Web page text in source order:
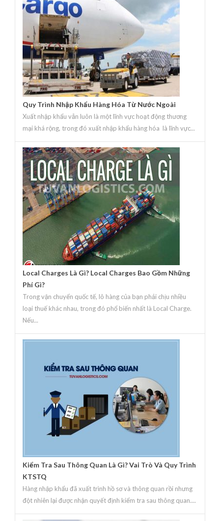
Quy Trình Nhập Khẩu Hàng Hóa Từ Nước Ngoài
Xuất nhập khẩu vẫn luôn là một lĩnh vực hoạt động thương
mại khá rộng, trong đó xuất nhập khẩu hàng hóa là lĩnh vực...
Local Charges Là Gì? Local Charges Bao Gồm Những
Phí Gì?
Trong vận chuyển quốc tế, lô hàng của bạn phải chịu nhiều
loại thuế khác nhau, trong đó phổ biến nhất là Local Charge.
Nếu...
Kiểm Tra Sau Thông Quan Là Gì? Vai Trò Và Quy Trình
KTSTQ
Hàng nhập khẩu đã xuất trình hồ sơ và thông quan rồi nhưng
đột nhiên lại được nhận quyết định kiểm tra sau thông quan....